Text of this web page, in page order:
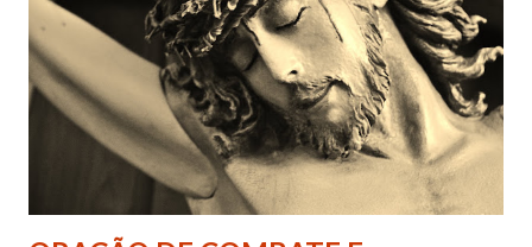
todas as minhas forças ao poder de Tua Santa Cruz.
Jesus, eu suplico que o Senhor ordene a todas as
forças espirituais malignas que me amarram e
atormentam por meio desses sentimentos para que se
afastem de mim juntamente com todas as suas
tentações. Senhor Jesus, a partir de agora eu não